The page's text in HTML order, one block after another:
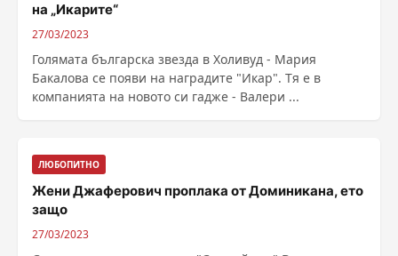
на „Икарите“
27/03/2023
Голямата българска звезда в Холивуд - Мария
Бакалова се появи на наградите "Икар". Тя е в
компанията на новото си гадже - Валери ...
ЛЮБОПИТНО
Жени Джаферович проплака от Доминикана, ето
защо
27/03/2023